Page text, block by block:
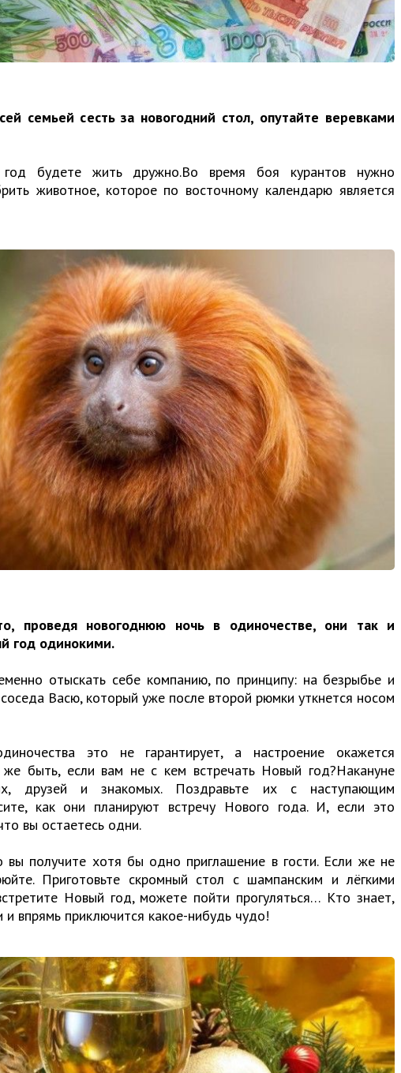
семьей сесть за новогодний стол, опутайте веревками
будете жить дружно.Во время боя курантов нужно
животное, которое по восточному календарю является
проведя новогоднюю ночь в одиночестве, они так и
год одинокими.
отыскать себе компанию, по принципу: на безрыбье и
Васю, который уже после второй рюмки уткнется носом
это не гарантирует, а настроение окажется
быть, если вам не с кем встречать Новый год?Накануне
друзей и знакомых. Поздравьте их с наступающим
как они планируют встречу Нового года. И, если это
вы остаетесь одни.
вы получите хотя бы одно приглашение в гости. Если же не
Приготовьте скромный стол с шампанским и лёгкими
Новый год, можете пойти прогуляться… Кто знает,
впрямь приключится какое-нибудь чудо!